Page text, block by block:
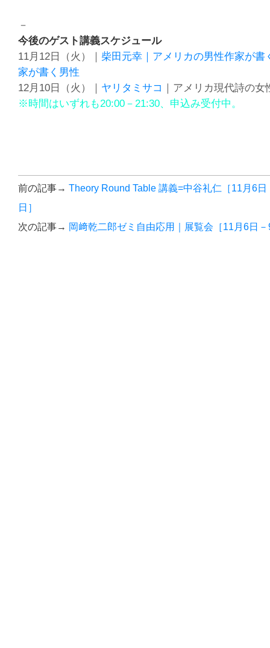
－
今後のゲスト講義スケジュール
11月12日（火）｜ 柴田元幸｜アメリカの男性作家が書
家が書く男性
12月10日（火）｜ ヤリタミサコ ｜アメリカ現代詩の女
※時間はいずれも20:00－21:30、申込み受付中。
前の記事→ Theory Round Table 講義=中谷礼仁［11月6
日］
次の記事→ 岡﨑乾二郎ゼミ自由応用｜展覧会［11月6日